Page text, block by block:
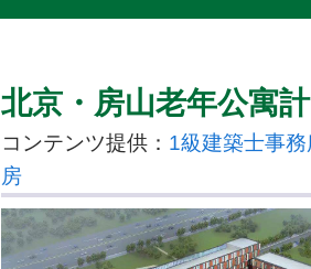
北京・房山老年公寓
コンテンツ提供： 1級建築士事
房